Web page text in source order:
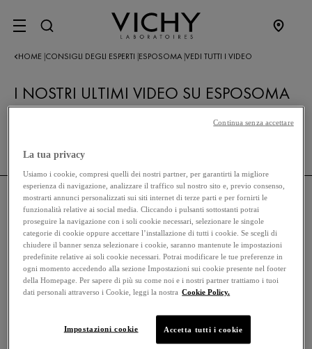
SITE MENU
HOME CONSIGLI DEGLI ESPERTI ESPOSOMA VEDI TUTTI I VIDEO
I NOSTRI ULTIMI VIDEO SU ESPOSOMA
LA NOSTRA INFORMATIVA
PRIVACY POLICY
TERMINI DI UTILIZZO DEL SITO
La tua privacy
Usiamo i cookie, compresi quelli dei nostri partner, per garantirti la migliore
esperienza di navigazione, analizzare il traffico sul nostro sito e, previo consenso,
mostrarti annunci personalizzati sui siti internet di terze parti e per fornirti le
funzionalità relative ai social media. Cliccando i pulsanti sottostanti potrai
proseguire la navigazione con i soli cookie necessari, selezionare le singole
categorie di cookie oppure accettare l’installazione di tutti i cookie. Se scegli di
chiudere il banner senza selezionare i cookie, saranno mantenute le impostazioni
predefinite relative ai soli cookie necessari. Potrai modificare le tue preferenze in
ogni momento accedendo alla sezione Impostazioni sui cookie presente nel footer
della Homepage. Per sapere di più su come noi e i nostri partner trattiamo i tuoi
dati personali attraverso i Cookie, leggi la nostra Cookie Policy.
Impostazioni cookie Accetta tutti i cookie
Continua senza accettare